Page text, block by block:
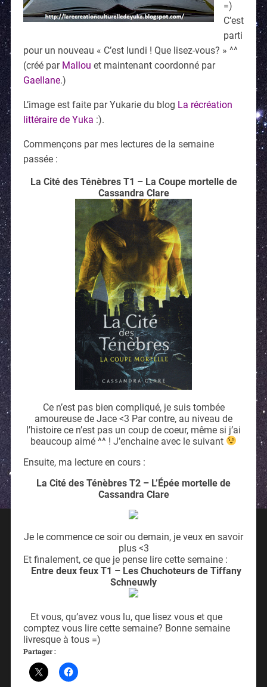
=)
C’est
parti
pour un nouveau « C’est lundi ! Que lisez-vous? » ^^
(créé par Mallou et maintenant coordonné par
Gaellane.)
L’image est faite par Yukarie du blog La récréation
littéraire de Yuka :).
Commençons par mes lectures de la semaine
passée :
La Cité des Ténèbres T1 – La Coupe mortelle de
Cassandra Clare
Ce n’est pas bien compliqué, je suis tombée
amoureuse de Jace <3 Par contre, au niveau de
l’histoire ce n’est pas un coup de coeur, même si j’ai
beaucoup aimé ^^ ! J’enchaine avec le suivant
Ensuite, ma lecture en cours :
La Cité des Ténèbres T2 – L’Épée mortelle de
Cassandra Clare
Je le commence ce soir ou demain, je veux en savoir
plus <3
Et finalement, ce que je pense lire cette semaine :
Entre deux feux T1 – Les Chuchoteurs de Tiffany
Schneuwly
Et vous, qu’avez vous lu, que lisez vous et que
comptez vous lire cette semaine? Bonne semaine
livresque à tous =)
Partager :